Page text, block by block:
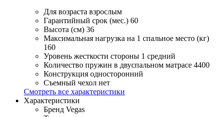
Для возраста взрослым
Гарантийный срок (мес.) 60
Высота (см) 36
Максимальная нагрузка на 1 спальное место (кг)
160
Уровень жесткости стороны 1 средний
Количество пружин в двуспальном матрасе 4400
Конструкция односторонний
Съемный чехол нет
Смотреть все характеристики
Характеристики
Бренд Vegas